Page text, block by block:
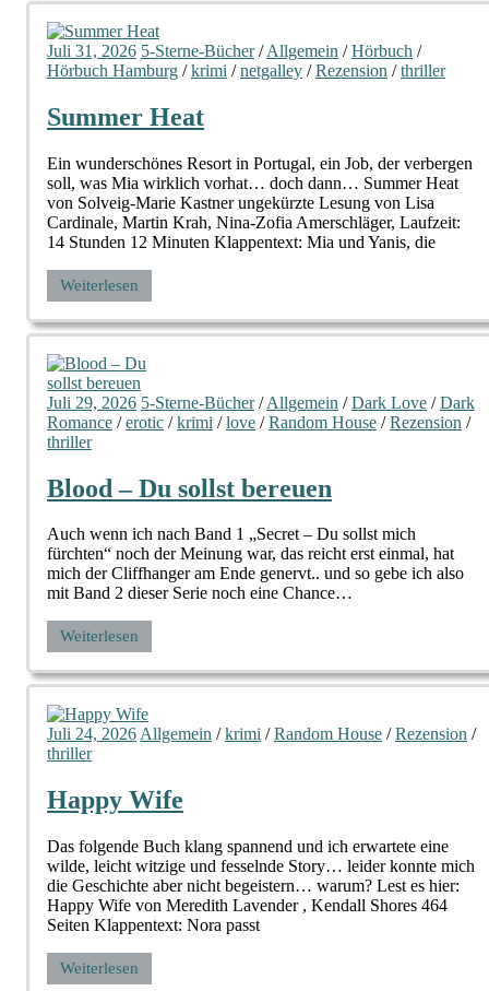
Juli 31, 2026 5-Sterne-Bücher/Allgemein /Hörbuch /
Hörbuch Hamburg /krimi /netgalley /Rezension /thriller
Summer Heat
Ein wunderschönes Resort in Portugal, ein Job, der verbergen
soll, was Mia wirklich vorhat… doch dann… Summer Heat
von Solveig-Marie Kastner ungekürzte Lesung von Lisa
Cardinale, Martin Krah, Nina-Zofia Amerschläger, Laufzeit:
14 Stunden 12 Minuten Klappentext: Mia und Yanis, die
Weiterlesen
Juli 29, 2026 5-Sterne-Bücher/Allgemein /Dark Love /Dark
Romance /erotic /krimi /love /Random House /Rezension /
thriller
Blood – Du sollst bereuen
Auch wenn ich nach Band 1 „Secret – Du sollst mich
fürchten“ noch der Meinung war, das reicht erst einmal, hat
mich der Cliffhanger am Ende genervt.. und so gebe ich also
mit Band 2 dieser Serie noch eine Chance…
Weiterlesen
Juli 24, 2026Allgemein /krimi /Random House /Rezension /
thriller
Happy Wife
Das folgende Buch klang spannend und ich erwartete eine
wilde, leicht witzige und fesselnde Story… leider konnte mich
die Geschichte aber nicht begeistern… warum? Lest es hier:
Happy Wife von Meredith Lavender , Kendall Shores 464
Seiten Klappentext: Nora passt
Weiterlesen